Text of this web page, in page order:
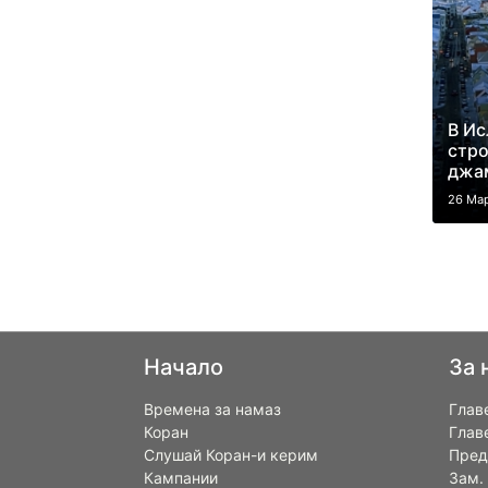
В
26
Начало
Времена за намаз
Коран
Слушай Коран-и керим
Кампании
За
Зам.